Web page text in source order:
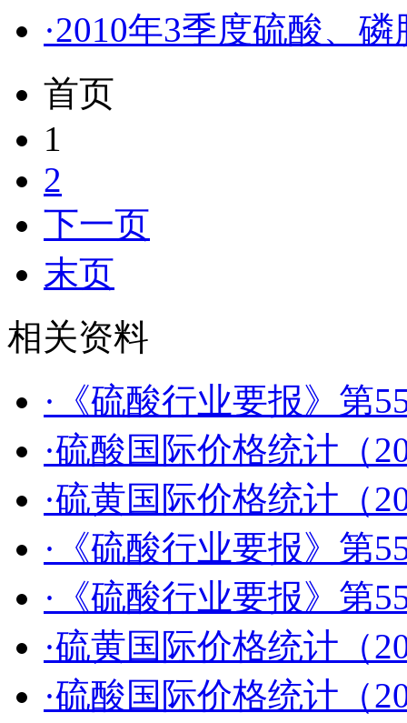
·2010年3季度硫酸、
首页
1
2
下一页
末页
相关资料
·《硫酸行业要报》第
·硫酸国际价格统计（
·硫黄国际价格统计（
·《硫酸行业要报》第
·《硫酸行业要报》第
·硫黄国际价格统计（
·硫酸国际价格统计（